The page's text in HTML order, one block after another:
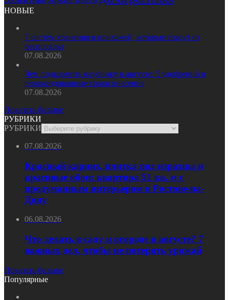
НОВЫЕ
7 систем хранения в прихожей, которые спасут от
беспорядка
07.08.2026
Чем подкормить клубнику в августе: 5 удобрений и
рекомендованные сроки внесения
07.08.2026
Показать больше
РУБРИКИ
РУБРИКИ
07.08.2026
Красный карниз, плитка под изразцы и
красивые обои: квартира 51 кв. м с
продуманным интерьером в Ростове-на-
Дону
06.08.2026
Что делать в саду и огороде в августе? 7
важных дел, чтобы не потерять урожай
Показать больше
Популярные